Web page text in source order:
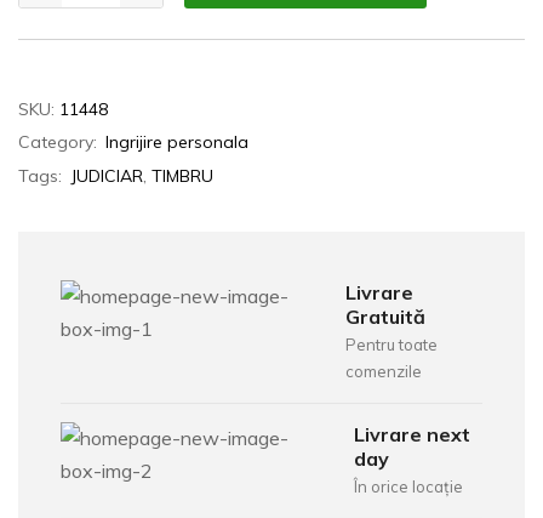
SKU: 11448
Category: Ingrijire personala
Tags: JUDICIAR, TIMBRU
Livrare
Gratuită
Pentru toate
comenzile
Livrare next
day
În orice locație